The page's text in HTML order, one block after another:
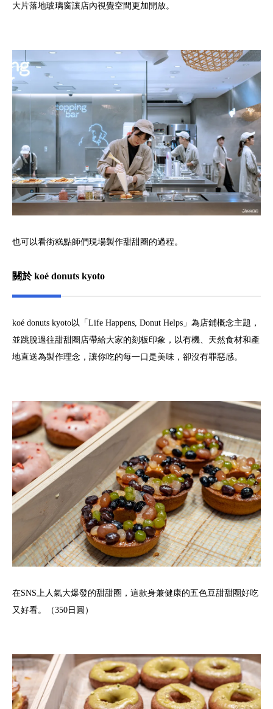
大片落地玻璃窗讓店內視覺空間更加開放。
也可以看街糕點師們現場製作甜甜圈的過程。
關於 koé donuts kyoto
koé donuts kyoto以「Life Happens, Donut Helps」為店鋪概念主題，
並跳脫過往甜甜圈店帶給大家的刻板印象，以有機、天然食材和產
地直送為製作理念，讓你吃的每一口是美味，卻沒有罪惡感。
在SNS上人氣大爆發的甜甜圈，這款身兼健康的五色豆甜甜圈好吃
又好看。（350日圓）